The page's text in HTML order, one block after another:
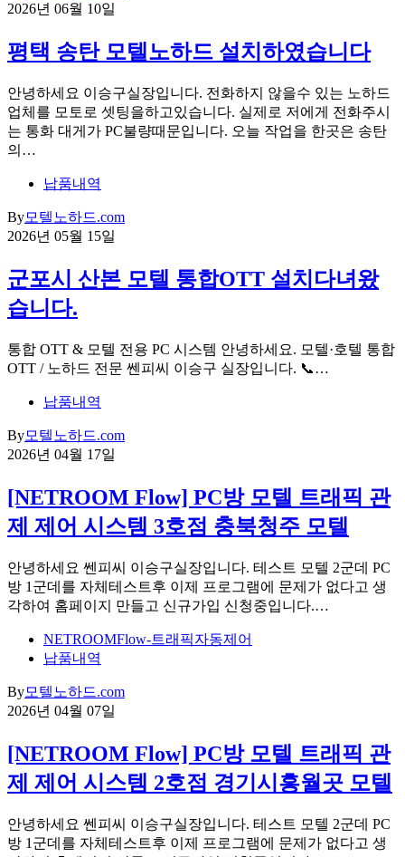
2026년 06월 10일
평택 송탄 모텔노하드 설치하였습니다
안녕하세요 이승구실장입니다. 전화하지 않을수 있는 노하드
업체를 모토로 셋팅을하고있습니다. 실제로 저에게 전화주시
는 통화 대게가 PC불량때문입니다. 오늘 작업을 한곳은 송탄
의…
납품내역
By모텔노하드.com
2026년 05월 15일
군포시 산본 모텔 통합OTT 설치다녀왔
습니다.
통합 OTT & 모텔 전용 PC 시스템 안녕하세요. 모텔·호텔 통합
OTT / 노하드 전문 쎈피씨 이승구 실장입니다. 📞…
납품내역
By모텔노하드.com
2026년 04월 17일
[NETROOM Flow] PC방 모텔 트래픽 관
제 제어 시스템 3호점 충북청주 모텔
안녕하세요 쎈피씨 이승구실장입니다. 테스트 모텔 2군데 PC
방 1군데를 자체테스트후 이제 프로그램에 문제가 없다고 생
각하여 홈페이지 만들고 신규가입 신청중입니다.…
NETROOMFlow-트래픽자동제어
납품내역
By모텔노하드.com
2026년 04월 07일
[NETROOM Flow] PC방 모텔 트래픽 관
제 제어 시스템 2호점 경기시흥월곳 모텔
안녕하세요 쎈피씨 이승구실장입니다. 테스트 모텔 2군데 PC
방 1군데를 자체테스트후 이제 프로그램에 문제가 없다고 생